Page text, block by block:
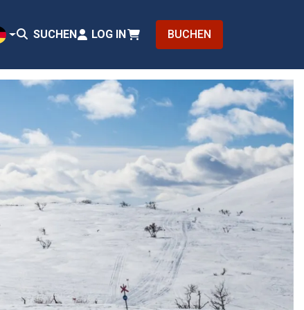
SUCHEN LOG IN BUCHEN